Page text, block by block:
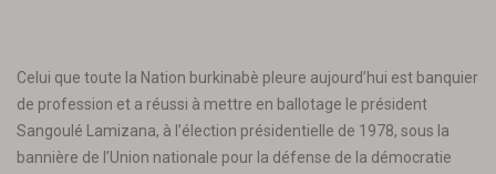
Celui que toute la Nation burkinabè pleure aujourd’hui est banquier
de profession et a réussi à mettre en ballotage le président
Sangoulé Lamizana, à l’élection présidentielle de 1978, sous la
bannière de l’Union nationale pour la défense de la démocratie